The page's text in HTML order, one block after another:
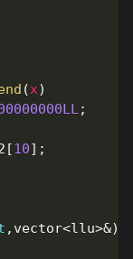
(x)
;
[10] ;
, vector<llu>&)